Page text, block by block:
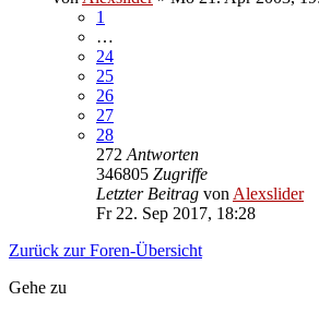
1
…
24
25
26
27
28
272 Antworten
346805 Zugriffe
Letzter Beitrag von Alexslider
Fr 22. Sep 2017, 18:28
Zurück zur Foren-Übersicht
Gehe zu